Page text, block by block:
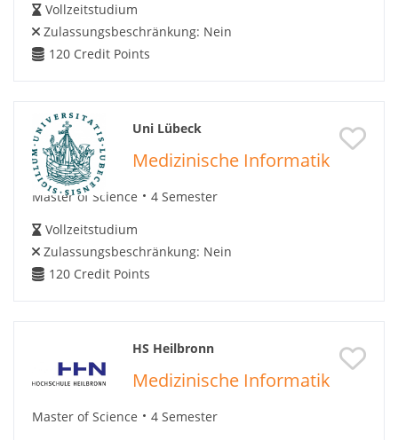
Vollzeitstudium
Zulassungsbeschränkung: Nein
120 Credit Points
Uni Lübeck
Medizinische Informatik
Master of Science
4 Semester
Vollzeitstudium
Zulassungsbeschränkung: Nein
120 Credit Points
HS Heilbronn
Medizinische Informatik
Master of Science
4 Semester